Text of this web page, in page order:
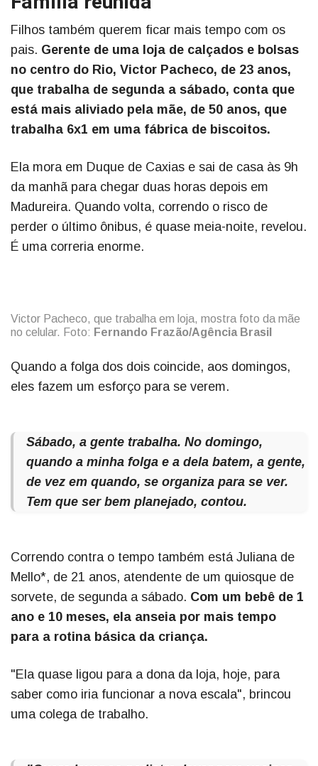
Filhos também querem ficar mais tempo com os
pais. Gerente de uma loja de calçados e bolsas
no centro do Rio, Victor Pacheco, de 23 anos,
que trabalha de segunda a sábado, conta que
está mais aliviado pela mãe, de 50 anos, que
trabalha 6x1 em uma fábrica de biscoitos.
Ela mora em Duque de Caxias e sai de casa às 9h
da manhã para chegar duas horas depois em
Madureira. Quando volta, correndo o risco de
perder o último ônibus, é quase meia-noite, revelou.
É uma correria enorme.
Victor Pacheco, que trabalha em loja, mostra foto da mãe
no celular. Foto: Fernando Frazão/Agência Brasil
Quando a folga dos dois coincide, aos domingos,
eles fazem um esforço para se verem.
Sábado, a gente trabalha. No domingo,
quando a minha folga e a dela batem, a gente,
de vez em quando, se organiza para se ver.
Tem que ser bem planejado, contou.
Correndo contra o tempo também está Juliana de
Mello*, de 21 anos, atendente de um quiosque de
sorvete, de segunda a sábado. Com um bebê de 1
ano e 10 meses, ela anseia por mais tempo
para a rotina básica da criança.
"Ela quase ligou para a dona da loja, hoje, para
saber como iria funcionar a nova escala", brincou
uma colega de trabalho.